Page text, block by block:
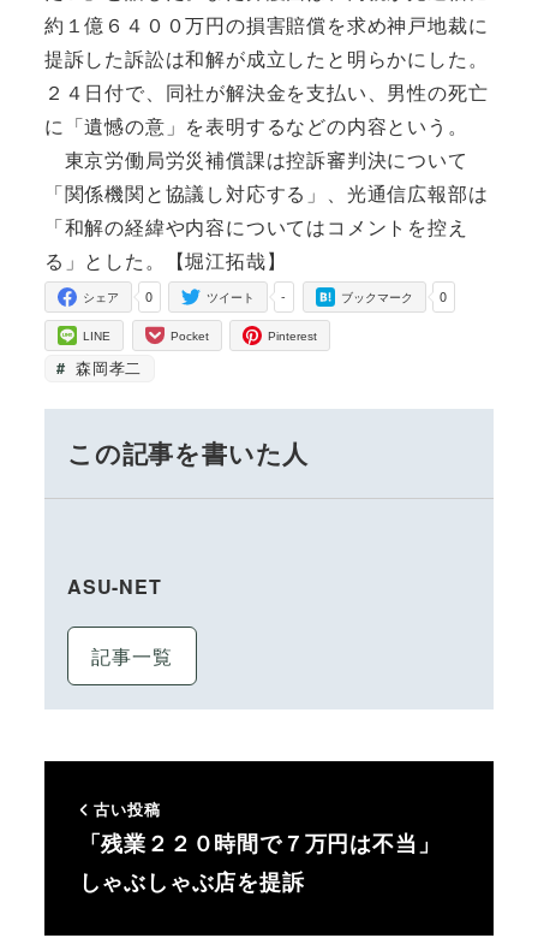
約１億６４００万円の損害賠償を求め神戸地裁に
提訴した訴訟は和解が成立したと明らかにした。
２４日付で、同社が解決金を支払い、男性の死亡
に「遺憾の意」を表明するなどの内容という。
東京労働局労災補償課は控訴審判決について
「関係機関と協議し対応する」、光通信広報部は
「和解の経緯や内容についてはコメントを控え
る」とした。【堀江拓哉】
0
シェア -
ツイート 0
ブックマーク
LINE Pocket Pinterest
森岡孝二
この記事を書いた人
ASU-NET
記事一覧
古い投稿
「残業２２０時間で７万円は不当」
しゃぶしゃぶ店を提訴